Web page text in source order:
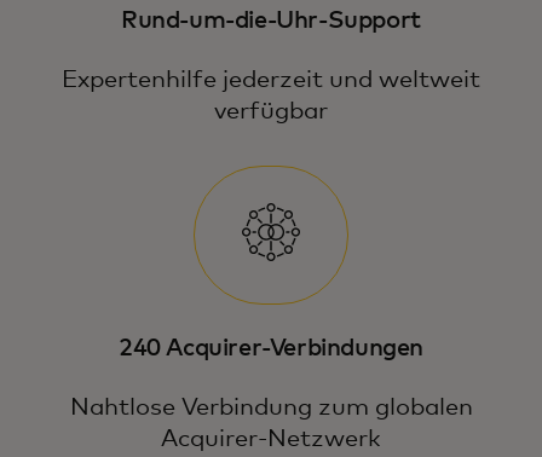
Rund-um-die-Uhr-Support
Expertenhilfe jederzeit und weltweit
verfügbar
240 Acquirer-Verbindungen
Nahtlose Verbindung zum globalen
Acquirer-Netzwerk